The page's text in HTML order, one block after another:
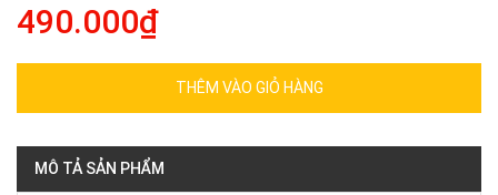
490.000₫
THÊM VÀO GIỎ HÀNG
MÔ TẢ SẢN PHẨM